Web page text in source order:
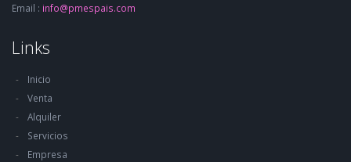
Email : info@pmespais.com
Links
Inicio
Venta
Alquiler
Servicios
Empresa